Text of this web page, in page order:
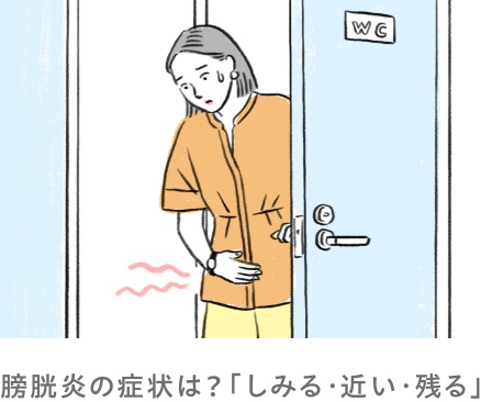
膀胱炎の症状は？「しみる・近い・残る」